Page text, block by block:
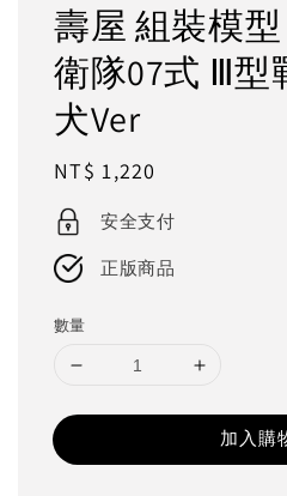
壽屋 組裝模
衛隊07式 Ⅲ型
犬Ver
Regular
price
NT$ 1,220
安全支付
正版商品
數量
加入購